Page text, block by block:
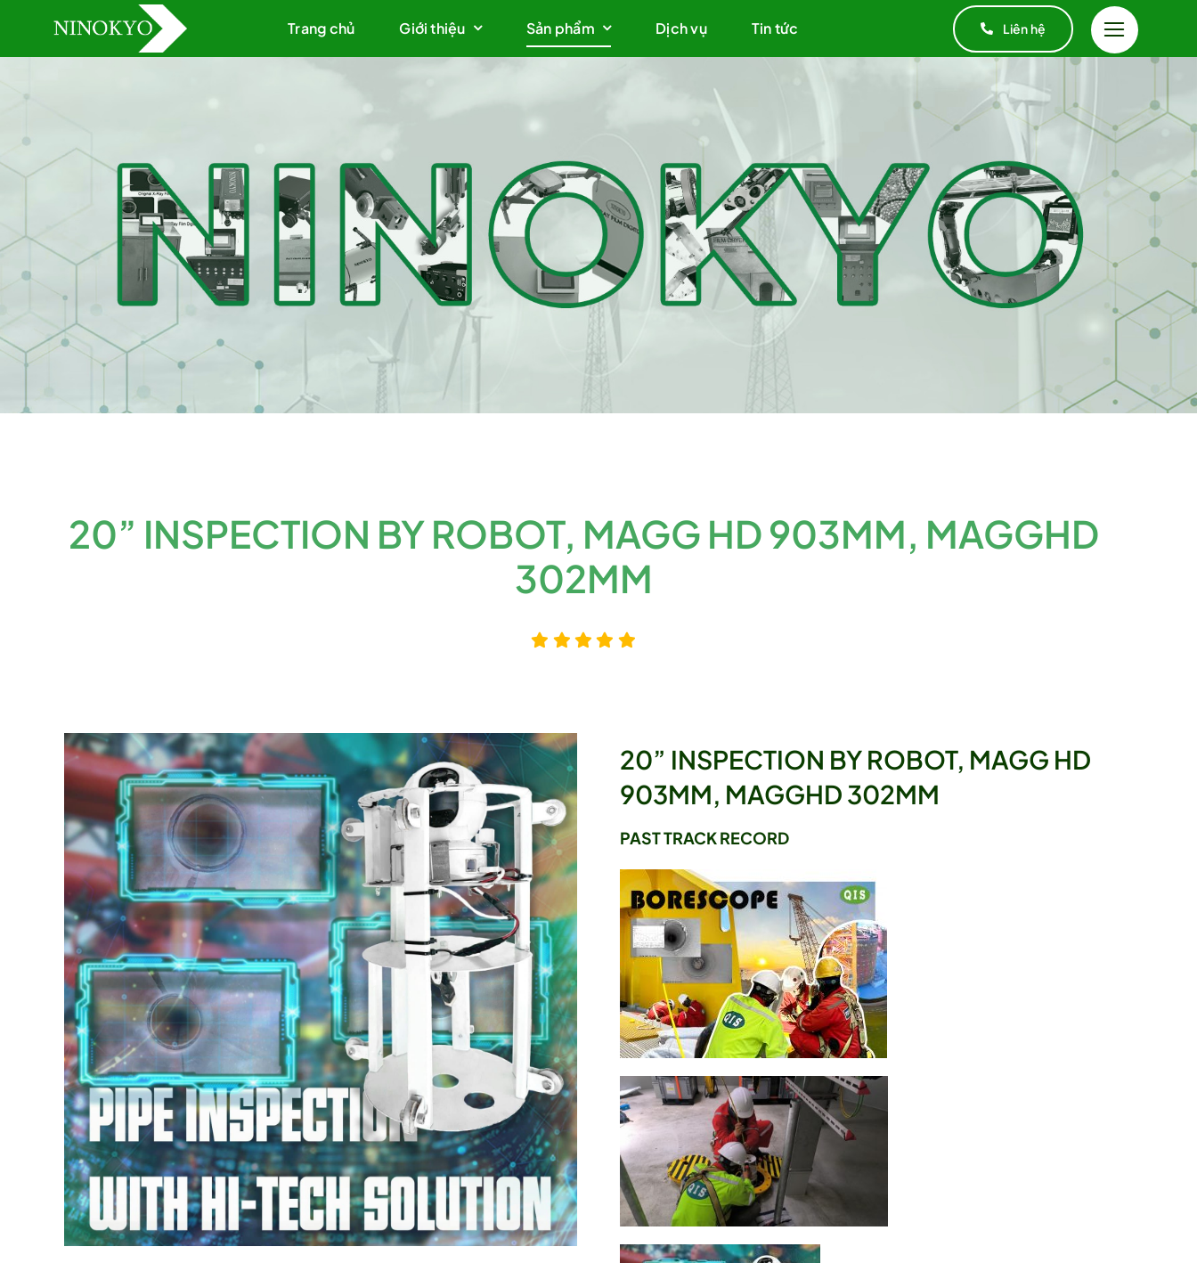
content
Trang chủ Giới thiệu Sản phẩm Dịch vụ Tin tức Liên hệ
20” INSPECTION BY ROBOT, MAGG HD 903MM, MAGGHD
302MM
20” INSPECTION BY ROBOT, MAGG HD
903MM, MAGGHD 302MM
PAST TRACK RECORD